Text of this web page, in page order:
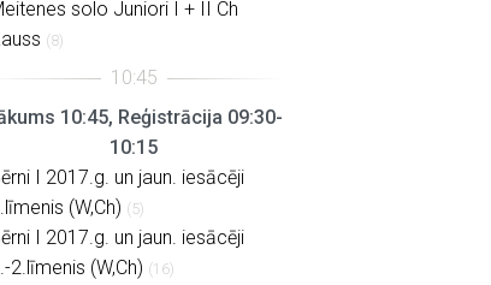
solo Juniori I + II Ch
(8)
10:45, Reģistrācija 09:30-
10:15
I 2017.g. un jaun. iesācēji
(W,Ch) (5)
I 2017.g. un jaun. iesācēji
2.līmenis (W,Ch) (16)